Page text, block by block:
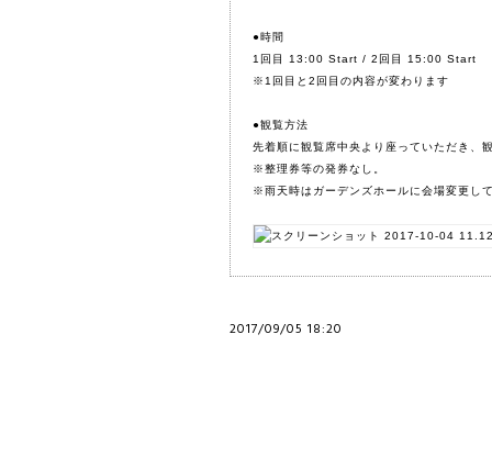
●時間
1回目 13:00 Start / 2回目 15:00 Start
※1回目と2回目の内容が変わります
●観覧方法
先着順に観覧席中央より座っていただき、
※整理券等の発券なし。
※雨天時はガーデンズホールに会場変更し
2017/09/05 18:20